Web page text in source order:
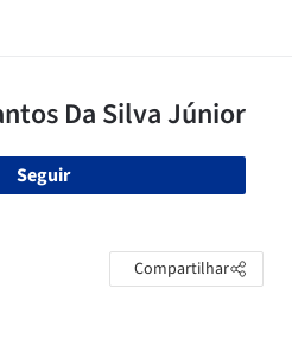
Seguir
Compartilhar